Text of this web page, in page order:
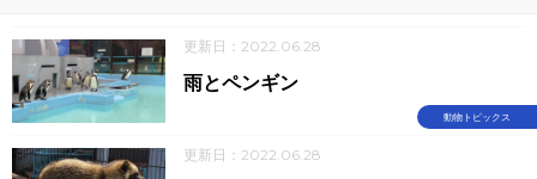
更新日：2022.06.28
動物トピックス
雨とペンギン
更新日：2022.06.28